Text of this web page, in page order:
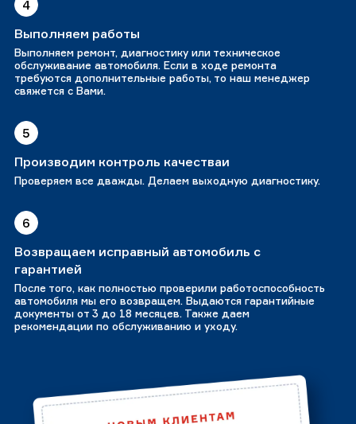
4
Выполняем работы
Выполняем ремонт, диагностику или техническое
обслуживание автомобиля. Если в ходе ремонта
требуются дополнительные работы, то наш менеджер
свяжется с Вами.
5
Производим контроль качестваи
Проверяем все дважды. Делаем выходную диагностику.
6
Возвращаем исправный автомобиль с
гарантией
После того, как полностью проверили работоспособность
автомобиля мы его возвращем. Выдаются гарантийные
документы от 3 до 18 месяцев. Также даем
рекомендации по обслуживанию и уходу.